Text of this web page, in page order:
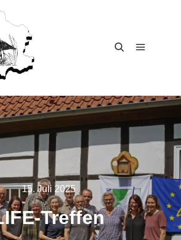
15. Juli 2025
Tref­fen